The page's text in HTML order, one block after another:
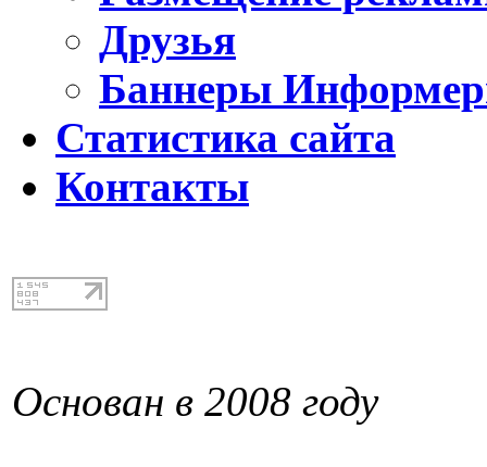
Друзья
Баннеры
Статистика сайта
Контакты
Основан в 2008 году